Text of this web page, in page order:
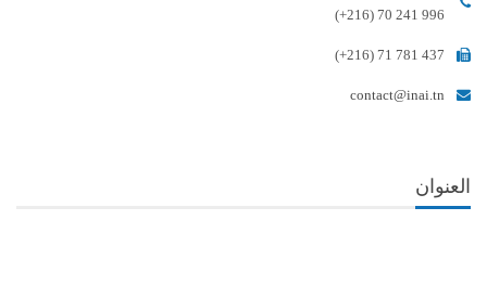
(+216) 70 241 996
(+216) 71 781 437
contact@inai.tn
العنوان